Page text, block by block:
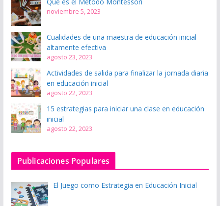
noviembre 5, 2023
Cualidades de una maestra de educación inicial
altamente efectiva
agosto 23, 2023
Actividades de salida para finalizar la jornada diaria
en educación inicial
agosto 22, 2023
15 estrategias para iniciar una clase en educación
inicial
agosto 22, 2023
Publicaciones Populares
El Juego como Estrategia en Educación Inicial